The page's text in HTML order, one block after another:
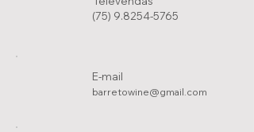
(75) 9.8254-5765
E-mail
barretowine@gmail.com